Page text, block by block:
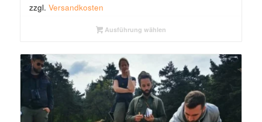
zzgl. Versandkosten
Ausführung wählen